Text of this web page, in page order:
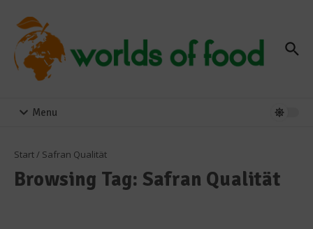
Menu
Start/ Safran Qualität
Browsing Tag: Safran Qualität